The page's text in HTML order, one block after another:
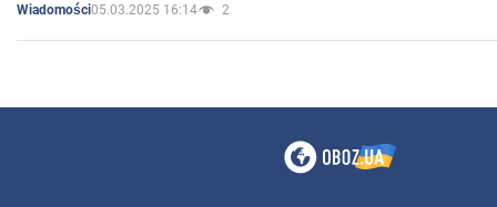
Wiadomości05.03.2025 16:14 2